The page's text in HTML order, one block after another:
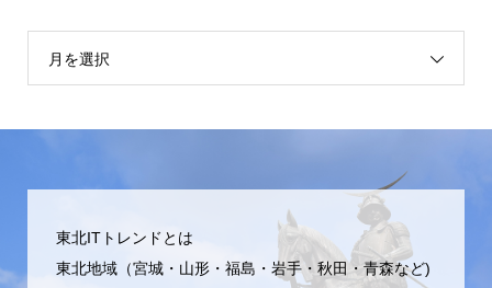
月を選択
東北ITトレンドとは
東北地域（宮城・山形・福島・岩手・秋田・青森など)